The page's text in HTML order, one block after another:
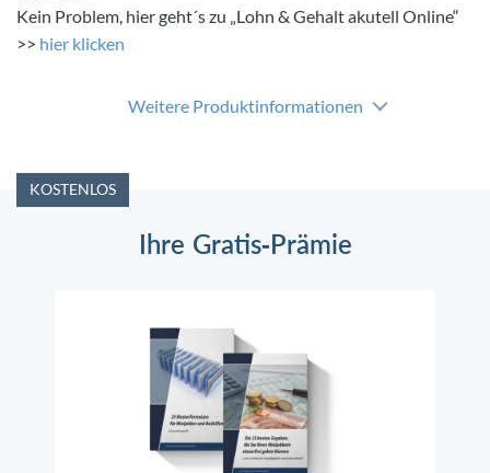
Kein Problem, hier geht´s zu „Lohn & Gehalt akutell Online“
>> hier klicken
Weitere Produktinformationen
KOSTENLOS
Ihre Gratis-Prämie